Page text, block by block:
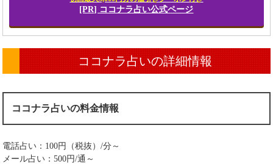
[PR] ココナラ占い公式ページ
ココナラ占いの詳細情報
ココナラ占いの料金情報
電話占い：100円（税抜）/分～
メール占い：500円/通～